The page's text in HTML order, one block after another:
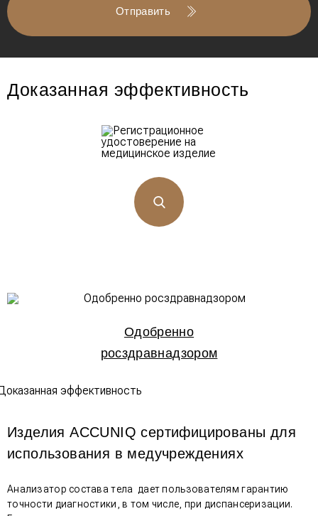
Отправить
Доказанная эффективность
Одобренно
росздравнадзором
Изделия ACCUNIQ сертифицированы для
использования в медучреждениях
Анализатор состава тела дает пользователям гарантию
точности диагностики, в том числе, при диспансеризации.